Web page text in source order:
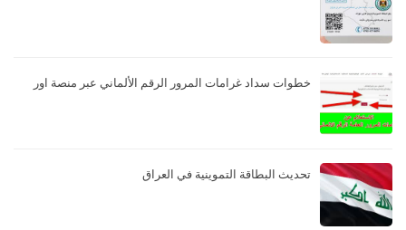
خطوات سداد غرامات المرور الرقم الألماني عبر منصة اور
تحديث البطاقة التموينية في العراق